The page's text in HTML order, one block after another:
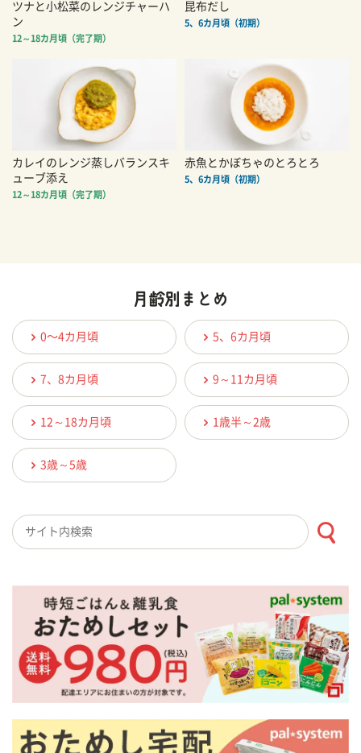
ツナと小松菜のレンジチャーハ
ン
12～18カ月頃（完了期）
昆布だし
5、6カ月頃（初期）
カレイのレンジ蒸しバランスキ
ューブ添え
12～18カ月頃（完了期）
赤魚とかぼちゃのとろとろ
5、6カ月頃（初期）
0〜4カ月頃 5、6カ月頃
7、8カ月頃 9～11カ月頃
12～18カ月頃 1歳半～2歳
3歳～5歳
検索キーワード入力